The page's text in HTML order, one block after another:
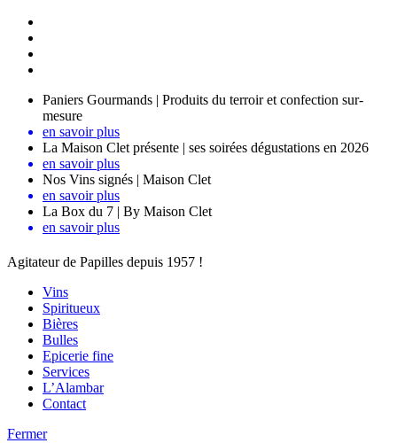
Paniers Gourmands | Produits du terroir et confection sur-
mesure
en savoir plus
La Maison Clet présente | ses soirées dégustations en 2026
en savoir plus
Nos Vins signés | Maison Clet
en savoir plus
La Box du 7 | By Maison Clet
en savoir plus
Agitateur de Papilles depuis 1957 !
Vins
Spiritueux
Bières
Bulles
Epicerie fine
Services
L’Alambar
Contact
Fermer